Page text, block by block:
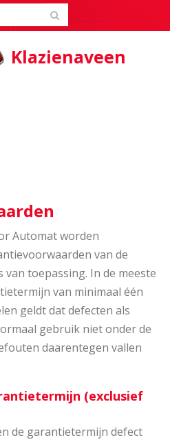
Klazienaveen
Automat worden
van de
van toepassing. In de meeste
van minimaal één
geldt dat defecten als
gebruik niet onder de
daarentegen vallen
(exclusief
de garantietermijn defect